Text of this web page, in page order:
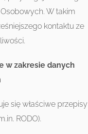
W takim
kontaktu ze
w zakresie danych
się właściwe przepisy
RODO).